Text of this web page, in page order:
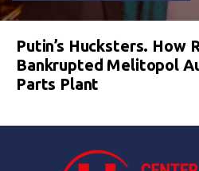
Putin’s Hucksters. How
Bankrupted Melitopol
Parts Plant